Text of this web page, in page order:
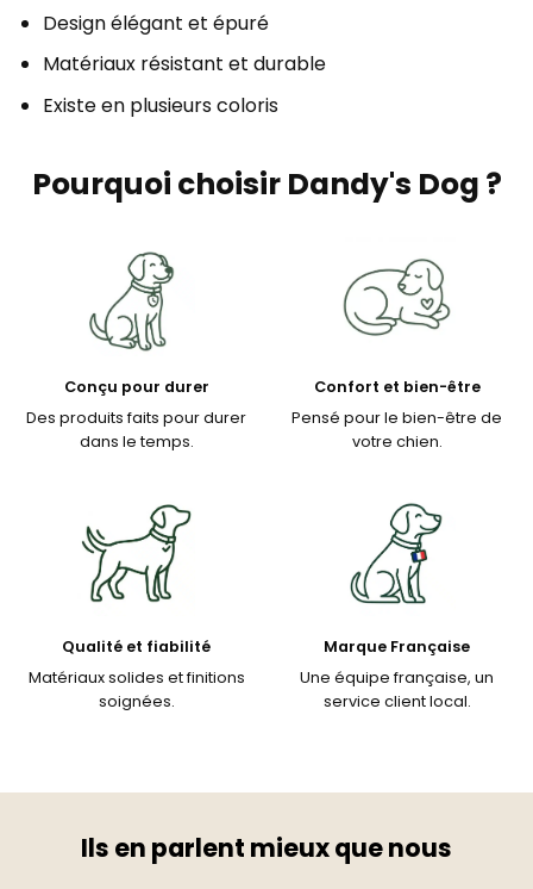
Design élégant et épuré
Matériaux résistant et durable
Existe en plusieurs coloris
Pourquoi choisir Dandy's Dog ?
Conçu pour durer
Des produits faits pour durer
dans le temps.
Confort et bien-être
Pensé pour le bien-être de
votre chien.
Qualité et fiabilité
Matériaux solides et finitions
soignées.
Marque Française
Une équipe française, un
service client local.
Ils en parlent mieux que nous